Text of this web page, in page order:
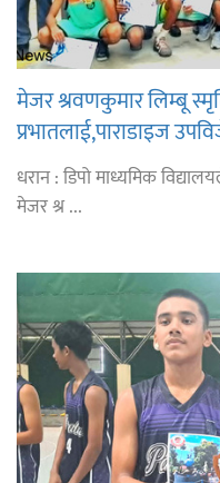
मेजर श्रवणकुमार लिम्बू
प्रभातलाई,पाराडाइज
धरान : डिपो माध्यमिक
मेजर श्र ...